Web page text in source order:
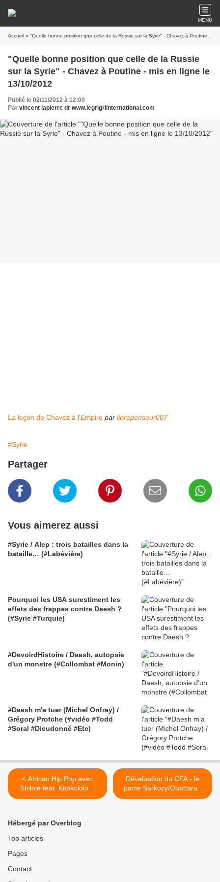
MENU
Accueil » "Quelle bonne position que celle de la Russie sur la Syrie" - Chavez à Poutine - mis en ligne le 13/10/2012
"Quelle bonne position que celle de la Russie
sur la Syrie" - Chavez à Poutine - mis en ligne le
13/10/2012
Publié le 02/11/2012 à 12:00
Par vincent lapierre dr www.legrigriinternational.com
La leçon de Chavez à l'Empire par librepenseur007
#Syrie
Partager
Vous aimerez aussi
#Syrie / Alep : trois batailles dans la
bataille… (#Labévière)
Pourquoi les USA surestiment les
effets des frappes contre Daesh ?
(#Syrie #Turquie)
#DevoirdHistoire / Daesh, autopsie
d'un monstre (#Collombat #Monin)
#Daesh m'a tuer (Michel Onfray) /
Grégory Protche (#vidéo #Todd
#Soral #Dieudonné #Etc)
< African Hip Pop avec
Shilole feat. Kitokololo &
Rich Mavoko : Viuno
Dévaluation du CFA - le
pacte Sarkozy/Ouattara -
Grégory Protche -
Hébergé par Overblog
Top articles
Pages
Contact